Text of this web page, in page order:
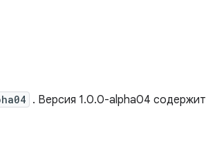
. Версия 1.0.0-alpha04 содержит